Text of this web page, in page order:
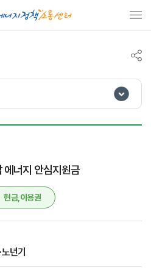
너지 안심지원금
현금,이용권
년기